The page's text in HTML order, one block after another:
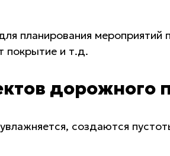
планирования
покрытие и т.д.
дорожного
создаются